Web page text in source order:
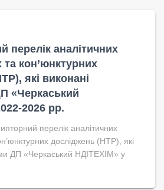
перелік аналітичних
та кон’юнктурних
які виконані
«Черкаський
2026 рр.
перелік аналітичних
досліджень (НТР), які
ДП «Черкаський НДІТЕХІМ» у